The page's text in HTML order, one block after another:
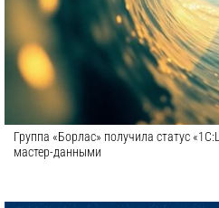
Группа «Борлас» получила статус
мастер-данными